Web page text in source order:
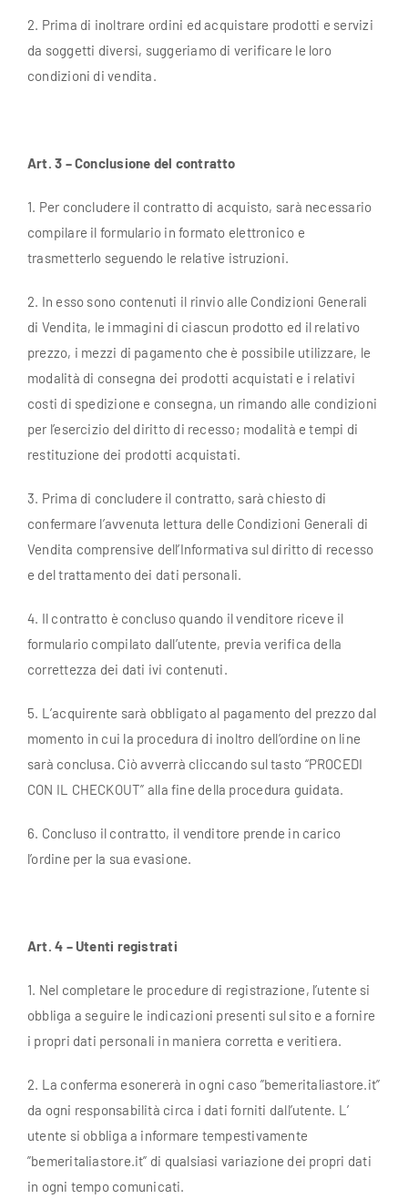
2. Prima di inoltrare ordini ed acquistare prodotti e servizi
da soggetti diversi, suggeriamo di verificare le loro
condizioni di vendita.
Art. 3 – Conclusione del contratto
1. Per concludere il contratto di acquisto, sarà necessario
compilare il formulario in formato elettronico e
trasmetterlo seguendo le relative istruzioni.
2. In esso sono contenuti il rinvio alle Condizioni Generali
di Vendita, le immagini di ciascun prodotto ed il relativo
prezzo, i mezzi di pagamento che è possibile utilizzare, le
modalità di consegna dei prodotti acquistati e i relativi
costi di spedizione e consegna, un rimando alle condizioni
per l’esercizio del diritto di recesso; modalità e tempi di
restituzione dei prodotti acquistati.
3. Prima di concludere il contratto, sarà chiesto di
confermare l’avvenuta lettura delle Condizioni Generali di
Vendita comprensive dell’Informativa sul diritto di recesso
e del trattamento dei dati personali.
4. Il contratto è concluso quando il venditore riceve il
formulario compilato dall’utente, previa verifica della
correttezza dei dati ivi contenuti.
5. L’acquirente sarà obbligato al pagamento del prezzo dal
momento in cui la procedura di inoltro dell’ordine on line
sarà conclusa. Ciò avverrà cliccando sul tasto “PROCEDI
CON IL CHECKOUT” alla fine della procedura guidata.
6. Concluso il contratto, il venditore prende in carico
l’ordine per la sua evasione.
Art. 4 – Utenti registrati
1. Nel completare le procedure di registrazione, l’utente si
obbliga a seguire le indicazioni presenti sul sito e a fornire
i propri dati personali in maniera corretta e veritiera.
2. La conferma esonererà in ogni caso ”bemeritaliastore.it”
da ogni responsabilità circa i dati forniti dall’utente. L’
utente si obbliga a informare tempestivamente
”bemeritaliastore.it” di qualsiasi variazione dei propri dati
in ogni tempo comunicati.